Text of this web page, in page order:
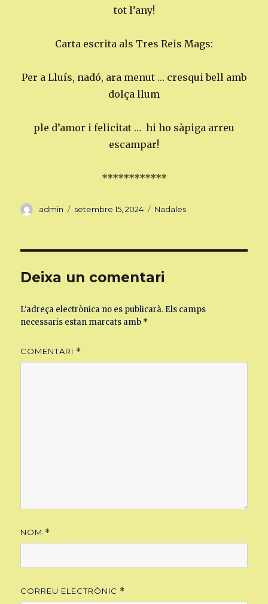
tot l’any!
Carta escrita als Tres Reis Mags:
Per a Lluís, nadó, ara menut … cresqui bell amb
dolça llum
ple d’amor i felicitat … hi ho sàpiga arreu
escampar!
************
Autor
admin
Publicat
setembre 15, 2024 Categories
Nadales
Deixa un comentari
L'adreça electrònica no es publicarà. Els camps
necessaris estan marcats amb *
COMENTARI *
NOM *
CORREU ELECTRÒNIC *